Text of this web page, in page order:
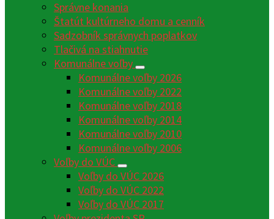
Správne konania
Štatút kultúrneho domu a cenník
Sadzobník správnych poplatkov
Tlačivá na stiahnutie
Komunálne voľby
Komunálne voľby 2026
Komunálne voľby 2022
Komunálne voľby 2018
Komunálne voľby 2014
Komunálne voľby 2010
Komunálne voľby 2006
Voľby do VÚC
Voľby do VÚC 2026
Voľby do VÚC 2022
Voľby do VÚC 2017